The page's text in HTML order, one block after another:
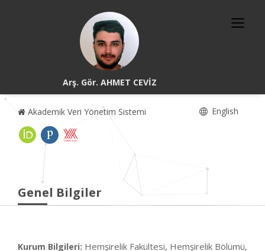
Arş. Gör. AHMET CEVİZ
Akademik Veri Yönetim Sistemi English
Genel Bilgiler
Kurum Bilgileri: Hemşirelik Fakültesi, Hemşirelik Bölümü,